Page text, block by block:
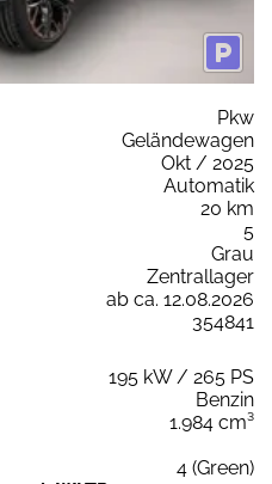
Pkw
Geländewagen
Okt / 2025
Automatik
20 km
5
Grau
Zentrallager
ab ca. 12.08.2026
354841
195 kW / 265 PS
Benzin
1.984 cm³
4 (Green)